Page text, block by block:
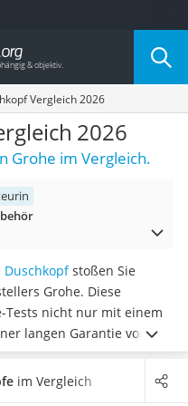
Vergleich 2026
2026
Grohe im Vergleich.
Duschkopfstoßen Sie
Grohe. Diese
Tests nicht nur mit einem
langen Garantie von
Sie entweder ein
Massage-Funktion
im Vergleich